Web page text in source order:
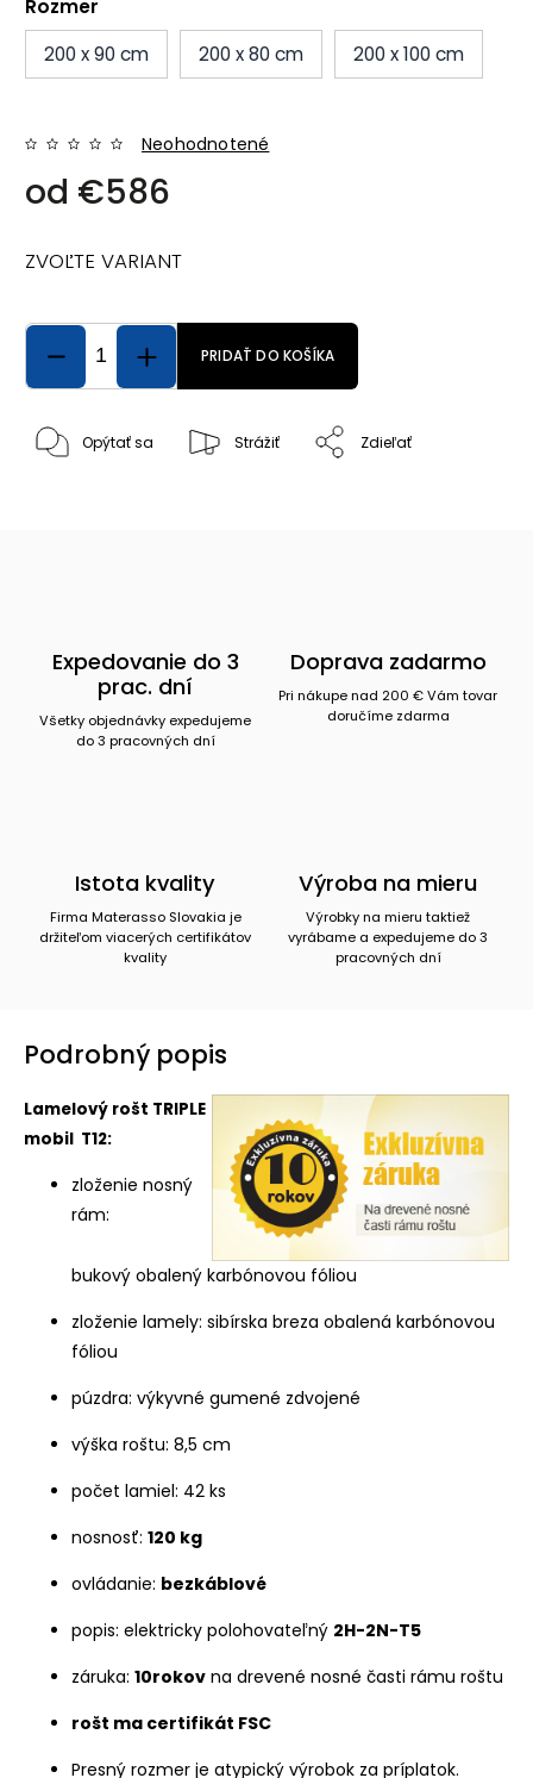
Rozmer
200 x 90 cm
200 x 80 cm 200 x 100 cm
Neohodnotené
od €586
ZVOĽTE VARIANT
PRIDAŤ DO KOŠÍKA
Opýtať sa Strážiť Zdieľať
Expedovanie do 3
prac. dní
Všetky objednávky expedujeme
do 3 pracovných dní
Doprava zadarmo
Pri nákupe nad 200 € Vám tovar
doručíme zdarma
Istota kvality
Firma Materasso Slovakia je
držiteľom viacerých certifikátov
kvality
Výroba na mieru
Výrobky na mieru taktiež
vyrábame a expedujeme do 3
pracovných dní
Podrobný popis
Lamelový rošt TRIPLE
mobil T12:
zloženie nosný
rám:
bukový obalený karbónovou fóliou
zloženie lamely: sibírska breza obalená karbónovou
fóliou
púzdra: výkyvné gumené zdvojené
výška roštu: 8,5 cm
počet lamiel: 42 ks
nosnosť: 120 kg
ovládanie: bezkáblové
popis: elektricky polohovateľný 2H-2N-T5
záruka: 10rokov na drevené nosné časti rámu roštu
rošt ma certifikát FSC
Presný rozmer je atypický výrobok za príplatok.